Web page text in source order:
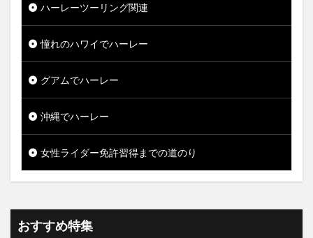
ハーレーツーリング関連
憧れのハワイでハーレー
グアムでハーレー
沖縄でハーレー
女性ライダー免許習得までの道のり
おすすめ特集